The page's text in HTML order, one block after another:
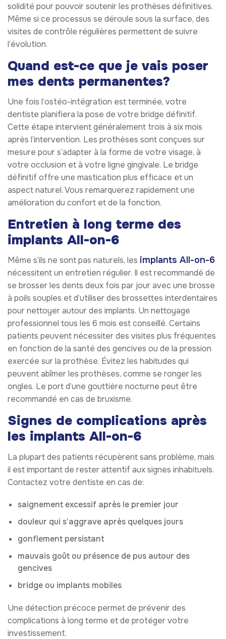
solidité pour pouvoir soutenir les prothèses définitives.
Même si ce processus se déroule sous la surface, des
visites de contrôle régulières permettent de suivre
l’évolution.
Quand est-ce que je vais poser
mes dents permanentes?
Une fois l’ostéo-intégration est terminée, votre
dentiste planifiera la pose de votre bridge définitif.
Cette étape intervient généralement trois à six mois
après l’intervention. Les prothèses sont conçues sur
mesure pour s’adapter à la forme de votre visage, à
votre occlusion et à votre ligne gingivale. Le bridge
définitif offre une mastication plus efficace et un
aspect naturel. Vous remarquerez rapidement une
amélioration du confort et de la fonction.
Entretien à long terme des
implants All-on-6
Même s’ils ne sont pas naturels, les implants All-on-6
nécessitent un entretien régulier. Il est recommandé de
se brosser les dents deux fois par jour avec une brosse
à poils souples et d’utiliser des brossettes interdentaires
pour nettoyer autour des implants. Un nettoyage
professionnel tous les 6 mois est conseillé. Certains
patients peuvent nécessiter des visites plus fréquentes
en fonction de la santé des gencives ou de la pression
exercée sur la prothèse. Évitez les habitudes qui
peuvent abîmer les prothèses, comme se ronger les
ongles. Le port d’une gouttière nocturne peut être
recommandé en cas de bruxisme.
Signes de complications après
les implants All-on-6
La plupart des patients récupèrent sans problème, mais
il est important de rester attentif aux signes inhabituels.
Contactez votre dentiste en cas de:
saignement excessif après le premier jour
douleur qui s’aggrave après quelques jours
gonflement persistant
mauvais goût ou présence de pus autour des
gencives
bridge ou implants mobiles
Une détection précoce permet de prévenir des
complications à long terme et de protéger votre
investissement.